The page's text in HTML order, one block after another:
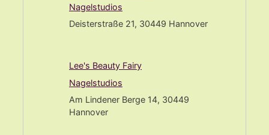
Nagelstudios
Deisterstraße 21, 30449 Hannover
Lee's Beauty Fairy
Nagelstudios
Am Lindener Berge 14, 30449
Hannover